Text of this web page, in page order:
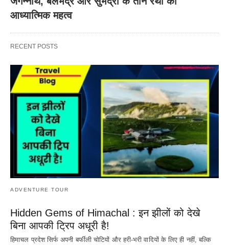
आध्यात्मिक महत्व
RECENT POSTS
ADVENTURE TOUR
Hidden Gems of Himachal : इन झीलों को देखे
बिना आपकी ट्रिप अधूरी है!
हिमाचल प्रदेश सिर्फ अपनी बर्फीली चोटियों और हरी-भरी वादियों के लिए ही नहीं, बल्कि